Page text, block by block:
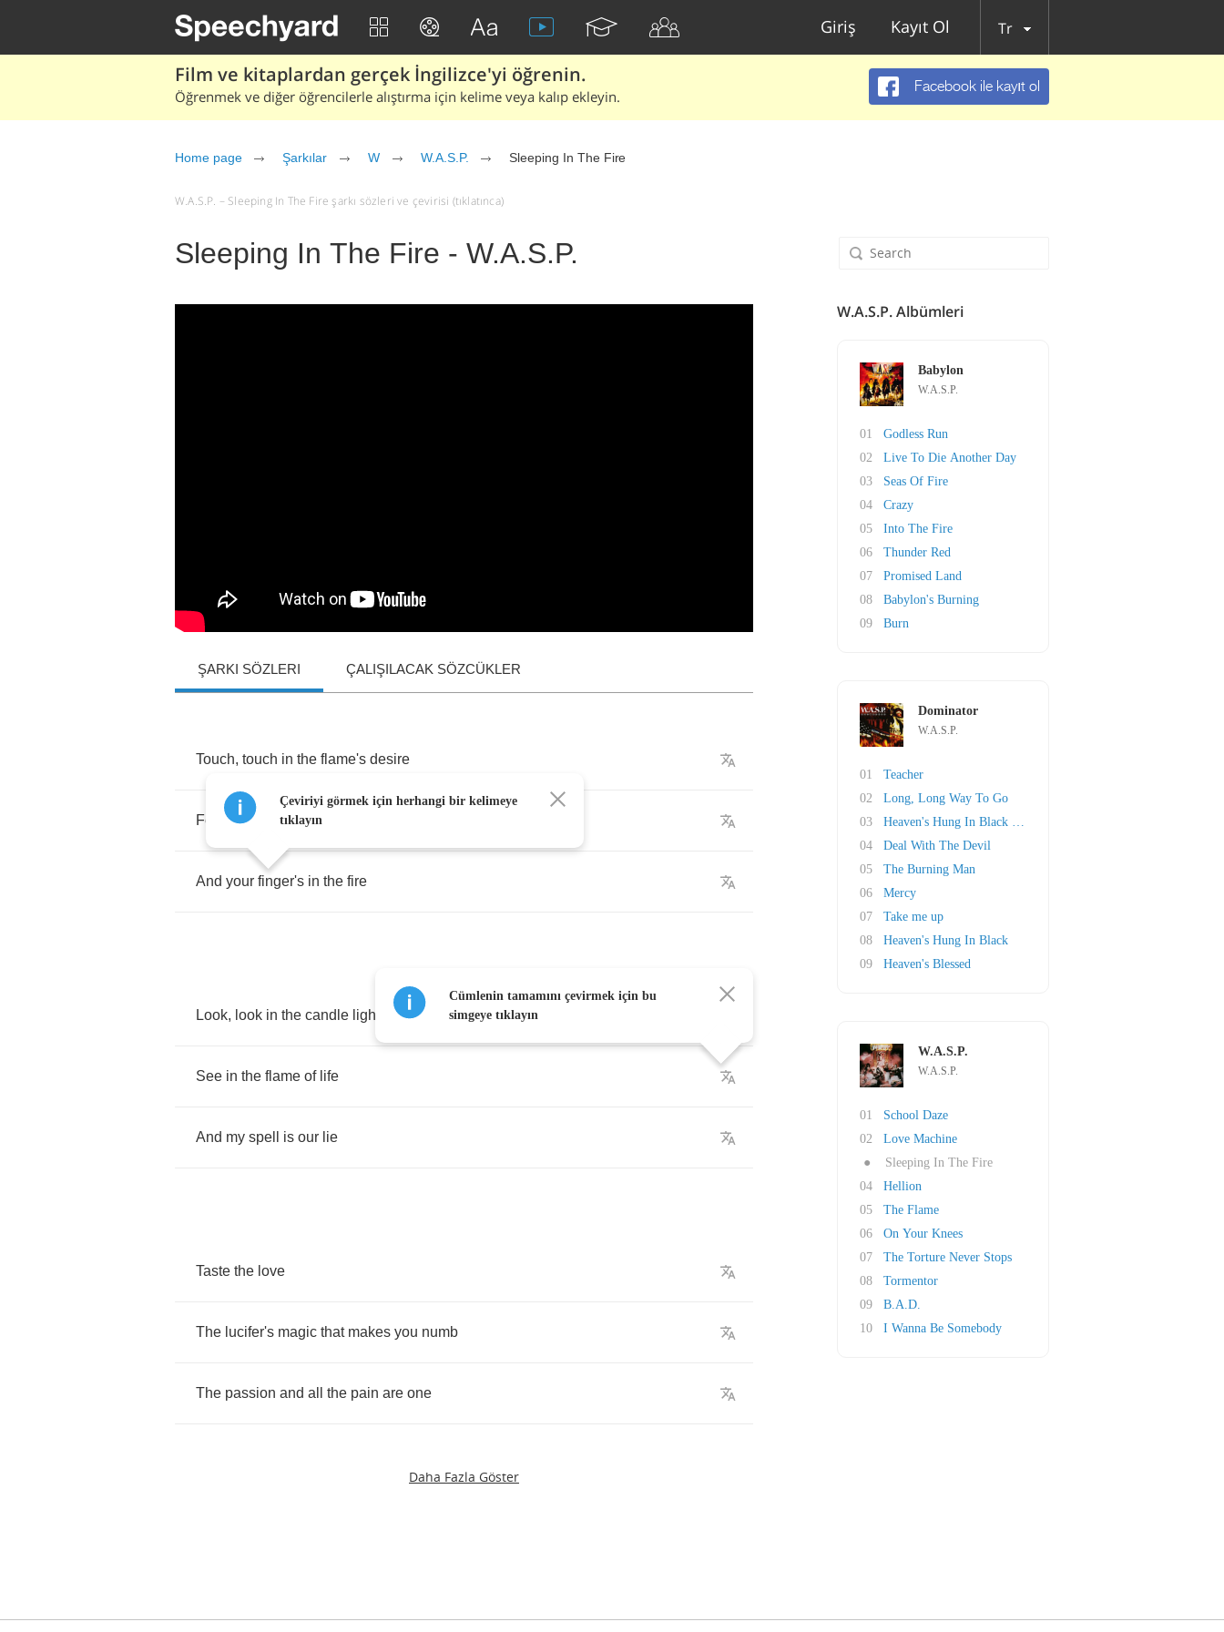
Giriş Kayıt Ol Tr
Film ve kitaplardan gerçek İngilizce'yi öğrenin.
Öğrenmek ve diğer öğrencilerle alıştırma için kelime veya kalıp ekleyin.
Facebook ile kayıt ol
Home page Şarkılar W W.A.S.P. Sleeping In The Fire
W.A.S.P. – Sleeping In The Fire şarkı sözleri ve çevirisi (tıklatınca)
Sleeping In The Fire - W.A.S.P.
ŞARKI SÖZLERI ÇALIŞILACAK SÖZCÜKLER
Touch, touch in the flame's desire
Feeling the pain's denial
And your finger's in the fire
Look, look in the candle light
See in the flame of life
And my spell is our lie
Taste the love
The lucifer's magic that makes you numb
The passion and all the pain are one
Daha Fazla Göster
Çeviriyi görmek için herhangi bir kelimeye
tıklayın
Cümlenin tamamını çevirmek için bu
simgeye tıklayın
W.A.S.P. Albümleri
Babylon
W.A.S.P.
01
Godless Run
02
Live To Die Another Day
03
Seas Of Fire
04
Crazy
05
Into The Fire
06
Thunder Red
07
Promised Land
08
Babylon's Burning
09
Burn
Dominator
W.A.S.P.
01
Teacher
02
Long, Long Way To Go
03
Heaven's Hung In Black (Reprise)
04
Deal With The Devil
05
The Burning Man
06
Mercy
07
Take me up
08
Heaven's Hung In Black
09
Heaven's Blessed
W.A.S.P.
W.A.S.P.
01
School Daze
02
Love Machine
●
Sleeping In The Fire
04
Hellion
05
The Flame
06
On Your Knees
07
The Torture Never Stops
08
Tormentor
09
B.A.D.
10
I Wanna Be Somebody